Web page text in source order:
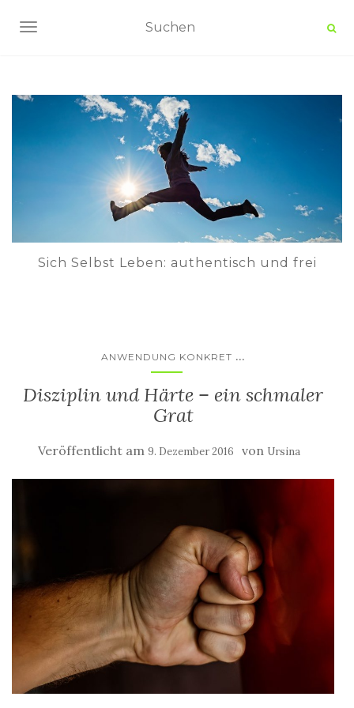
NAVIGATION UMSCHALTEN
Sich Selbst Leben: authentisch und frei
ANWENDUNG KONKRET ...
Disziplin und Härte – ein schmaler
Grat
Veröffentlicht am 9. Dezember 2016 von Ursina